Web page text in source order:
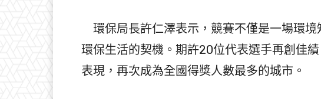
環保局長許仁澤表示，競賽不僅是一場環
環保生活的契機。期許20位代表選手再創佳
表現，再次成為全國得獎人數最多的城市。